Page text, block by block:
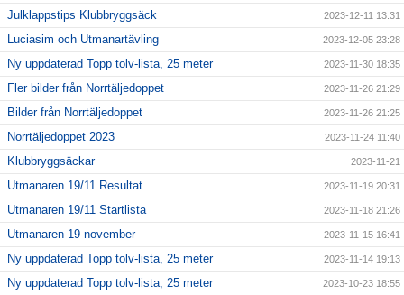
Julklappstips Klubbryggsäck 2023-12-11 13:31
Luciasim och Utmanartävling 2023-12-05 23:28
Ny uppdaterad Topp tolv-lista, 25 meter 2023-11-30 18:35
Fler bilder från Norrtäljedoppet 2023-11-26 21:29
Bilder från Norrtäljedoppet 2023-11-26 21:25
Norrtäljedoppet 2023 2023-11-24 11:40
Klubbryggsäckar 2023-11-21
Utmanaren 19/11 Resultat 2023-11-19 20:31
Utmanaren 19/11 Startlista 2023-11-18 21:26
Utmanaren 19 november 2023-11-15 16:41
Ny uppdaterad Topp tolv-lista, 25 meter 2023-11-14 19:13
Ny uppdaterad Topp tolv-lista, 25 meter 2023-10-23 18:55